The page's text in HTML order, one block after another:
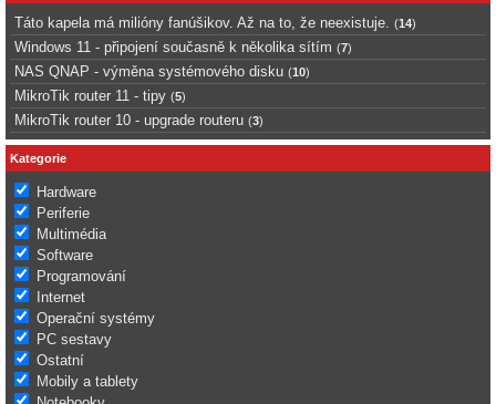
Táto kapela má milióny fanúšikov. Až na to, že neexistuje. (14)
Windows 11 - připojení současně k několika sítím (7)
NAS QNAP - výměna systémového disku (10)
MikroTik router 11 - tipy (5)
MikroTik router 10 - upgrade routeru (3)
Kategorie
Hardware
Periferie
Multimédia
Software
Programování
Internet
Operační systémy
PC sestavy
Ostatní
Mobily a tablety